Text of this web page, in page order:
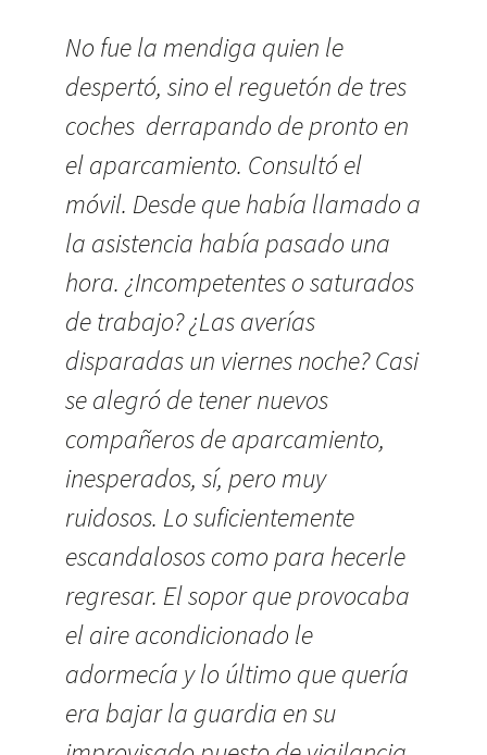
No fue la mendiga quien le
despertó, sino el reguetón de tres
coches derrapando de pronto en
el aparcamiento. Consultó el
móvil. Desde que había llamado a
la asistencia había pasado una
hora. ¿Incompetentes o saturados
de trabajo? ¿Las averías
disparadas un viernes noche? Casi
se alegró de tener nuevos
compañeros de aparcamiento,
inesperados, sí, pero muy
ruidosos. Lo suficientemente
escandalosos como para hecerle
regresar. El sopor que provocaba
el aire acondicionado le
adormecía y lo último que quería
era bajar la guardia en su